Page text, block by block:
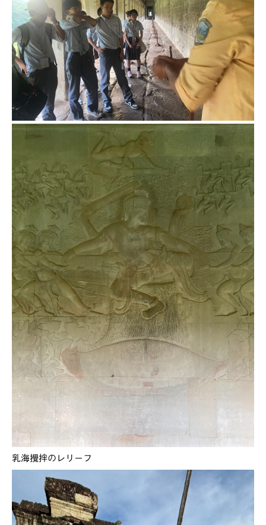
乳海攪拌のレリーフ